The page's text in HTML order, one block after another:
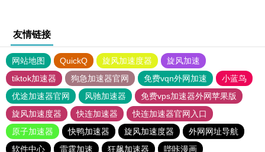
友情链接
网站地图 QuickQ 旋风加速度器
旋风加速
tiktok加速器
狗急加速器官网 免费vqn外网加速
小蓝鸟
优途加速器官网
风驰加速器
免费vps加速器外网苹果版
旋风加速度器
快连加速器
快连加速器官网入口
原子加速器
快鸭加速器 旋风加速度器
外网网址导航
软件中心
雷霆加速 狂飙加速器
哔咔漫画